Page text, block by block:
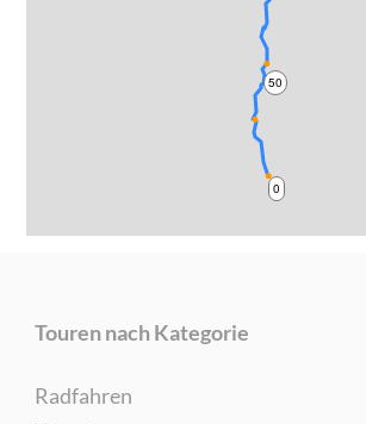
0
50
Touren nach Kategorie
Radfahren